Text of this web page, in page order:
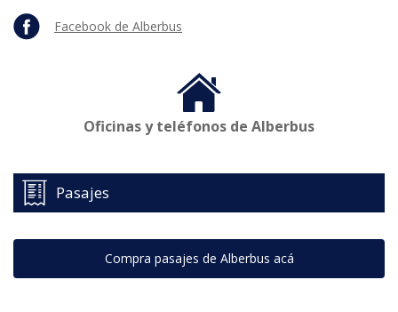
Facebook de Alberbus
Oficinas y teléfonos de Alberbus
Pasajes
Compra pasajes de Alberbus acá